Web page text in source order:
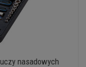
nasadowych